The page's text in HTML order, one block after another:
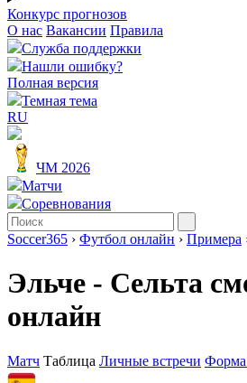
Конкурс прогнозов
О нас Вакансии Правила
Служба поддержки
Нашли ошибку?
Полная версия
Темная тема
RU
ЧМ 2026
Матчи
Соревнования
Soccer365 › Футбол онлайн › Примера
Эльче - Сельта
онлайн
Матч Таблица Личные встречи Форма